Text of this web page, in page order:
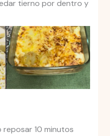
tierno por dentro y
10 minutos